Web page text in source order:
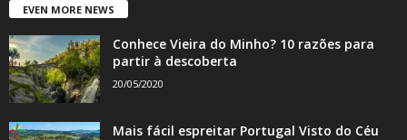
EVEN MORE NEWS
Conhece Vieira do Minho? 10 razões para
partir à descoberta
20/05/2020
Mais fácil espreitar Portugal Visto do Céu